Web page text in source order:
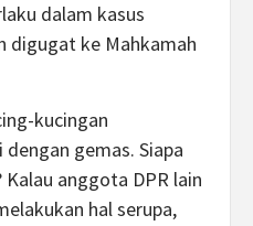
dalam kasus
digugat ke Mahkamah
kucingan
gemas. Siapa
anggota DPR lain
hal serupa,